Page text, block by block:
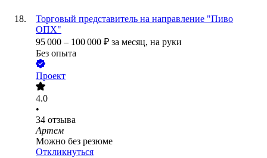
Торговый представитель на направление "Пиво
ОПХ"
95 000 – 100 000 ₽ за месяц, на руки
Без опыта
Проект
4.0
•
34 отзыва
Артем
Можно без резюме
Откликнуться